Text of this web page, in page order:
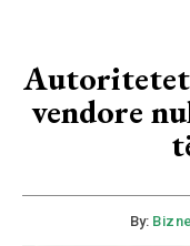
Autoritetet
vendore
By: